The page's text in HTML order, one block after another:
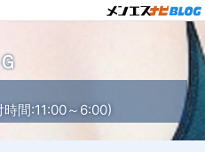
間:11:00～6:00)